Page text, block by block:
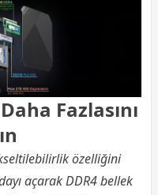
Fazlasını
özelliğini
açarak DDR4 bellek